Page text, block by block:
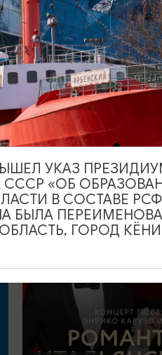
СПЕКТАКЛИ
Ночь её откровений
25.09.2026 19:00
Калининград, Дворец
ОТ 1800₽
УКАЗ
СССР «ОБ
В СОСТАВЕ
БЫЛА
ГОРОД